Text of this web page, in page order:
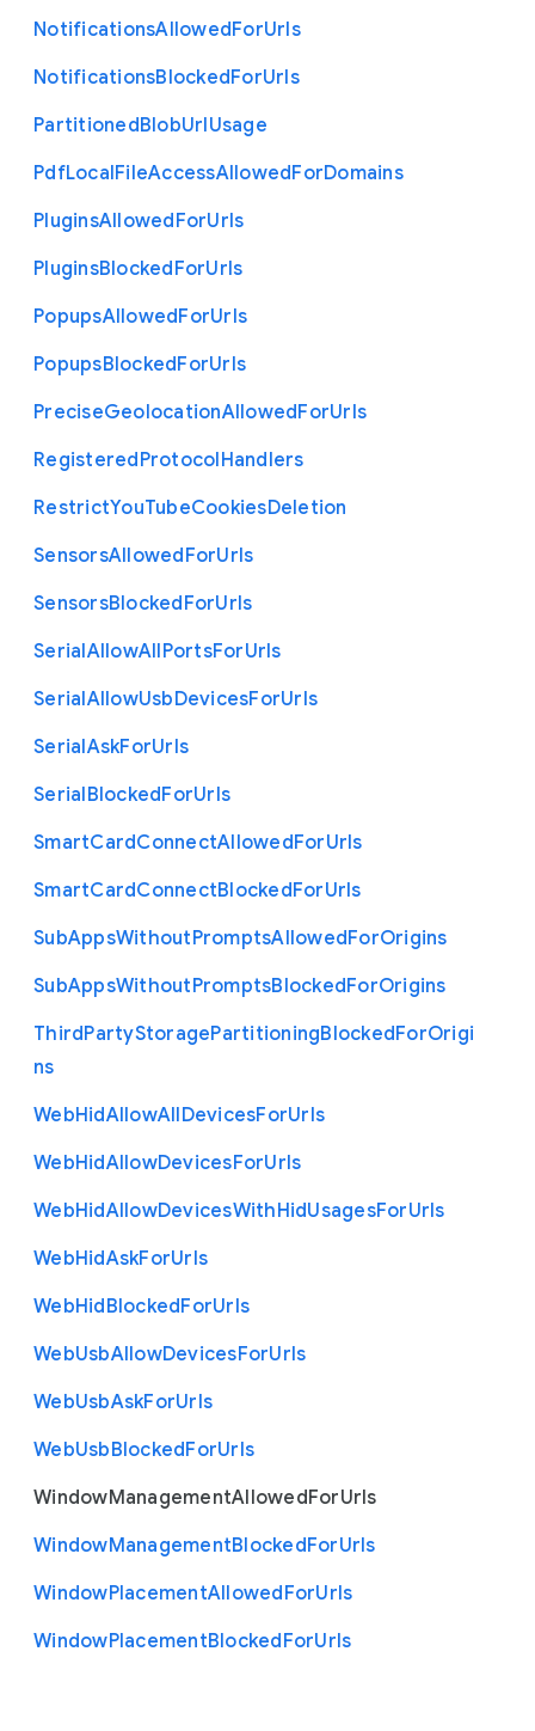
NotificationsAllowedForUrls
NotificationsBlockedForUrls
PartitionedBlobUrlUsage
PdfLocalFileAccessAllowedForDomains
PluginsAllowedForUrls
PluginsBlockedForUrls
PopupsAllowedForUrls
PopupsBlockedForUrls
PreciseGeolocationAllowedForUrls
RegisteredProtocolHandlers
RestrictYouTubeCookiesDeletion
SensorsAllowedForUrls
SensorsBlockedForUrls
SerialAllowAllPortsForUrls
SerialAllowUsbDevicesForUrls
SerialAskForUrls
SerialBlockedForUrls
SmartCardConnectAllowedForUrls
SmartCardConnectBlockedForUrls
SubAppsWithoutPromptsAllowedForOrigins
SubAppsWithoutPromptsBlockedForOrigins
ThirdPartyStoragePartitioningBlockedForOrigi
ns
WebHidAllowAllDevicesForUrls
WebHidAllowDevicesForUrls
WebHidAllowDevicesWithHidUsagesForUrls
WebHidAskForUrls
WebHidBlockedForUrls
WebUsbAllowDevicesForUrls
WebUsbAskForUrls
WebUsbBlockedForUrls
WindowManagementAllowedForUrls
WindowManagementBlockedForUrls
WindowPlacementAllowedForUrls
WindowPlacementBlockedForUrls